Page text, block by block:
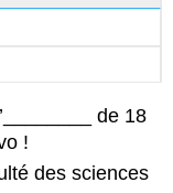
de 18
!
des sciences